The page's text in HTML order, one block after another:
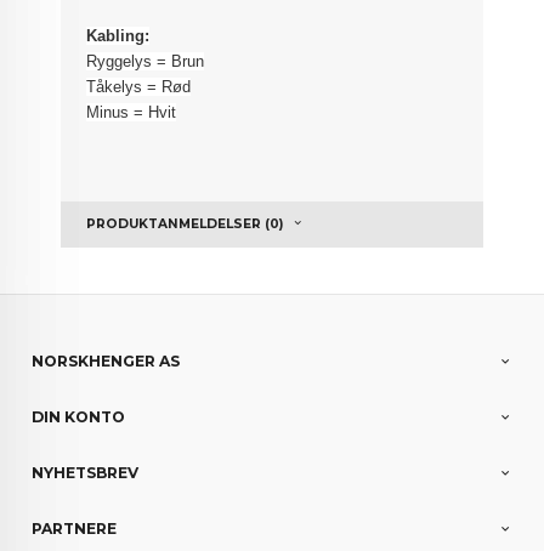
Kabling:
Ryggelys = Brun
Tåkelys = Rød
Minus = Hvit
PRODUKTANMELDELSER (0)
NORSKHENGER AS
DIN KONTO
NYHETSBREV
PARTNERE